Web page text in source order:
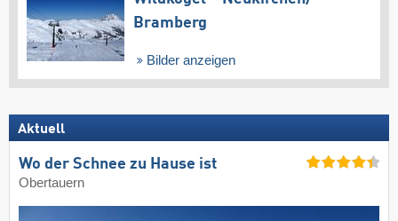
Bramberg
Bilder anzeigen
Aktuell
Wo der Schnee zu Hause ist
Obertauern